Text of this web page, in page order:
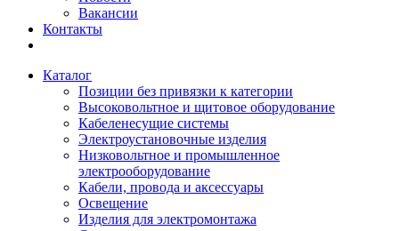
Вакансии
Контакты
Каталог
Позиции без привязки к категории
Высоковольтное и щитовое оборудование
Кабеленесущие системы
Электроустановочные изделия
Низковольтное и промышленное
электрооборудование
Кабели, провода и аксессуары
Освещение
Изделия для электромонтажа